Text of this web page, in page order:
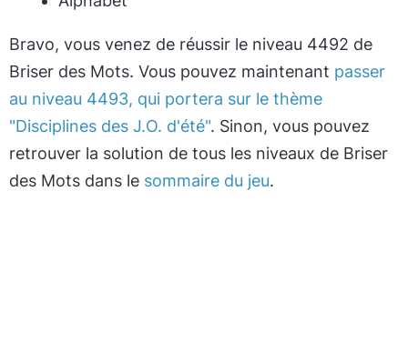
Bravo, vous venez de réussir le niveau 4492 de
Briser des Mots. Vous pouvez maintenant passer
au niveau 4493, qui portera sur le thème
"Disciplines des J.O. d'été". Sinon, vous pouvez
retrouver la solution de tous les niveaux de Briser
des Mots dans le sommaire du jeu.